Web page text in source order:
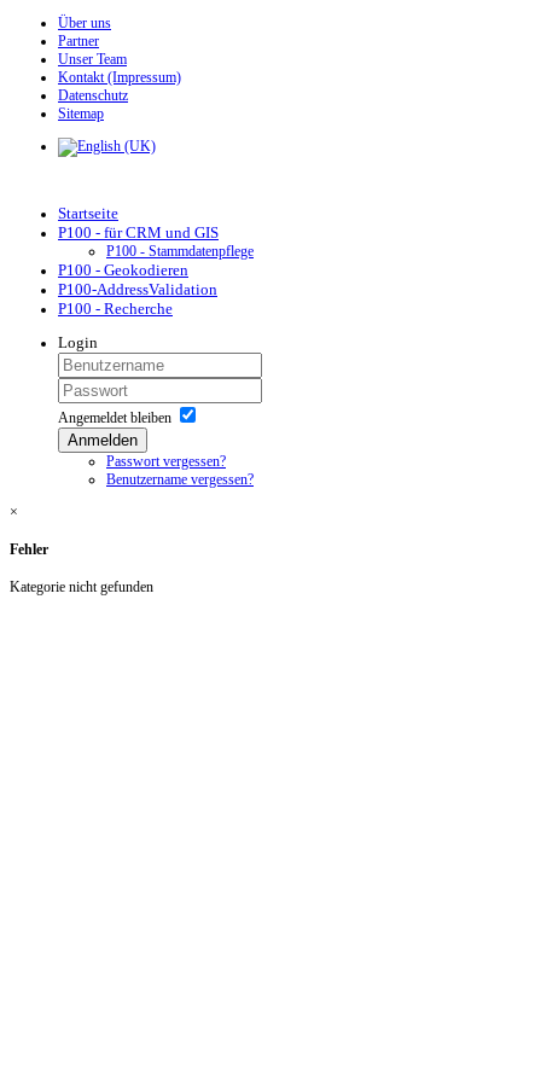
Über uns
Partner
Unser Team
Kontakt (Impressum)
Datenschutz
Sitemap
Startseite
P100 - für CRM und GIS
P100 - Stammdatenpflege
P100 - Geokodieren
P100-AddressValidation
P100 - Recherche
Login
Angemeldet bleiben
Anmelden
Passwort vergessen?
Benutzername vergessen?
×
Fehler
Kategorie nicht gefunden